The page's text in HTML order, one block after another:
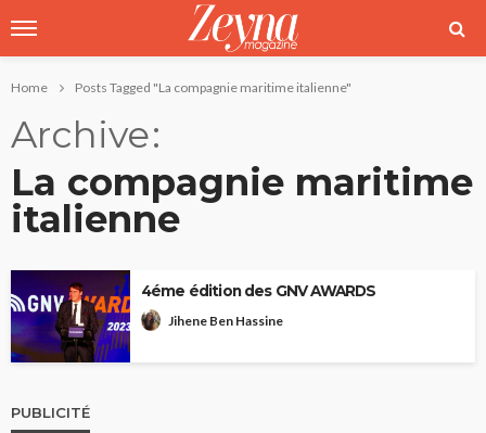
Home Posts Tagged "La compagnie maritime italienne"
Archive
La compagnie maritime
italienne
4éme édition des GNV AWARDS
Jihene Ben Hassine
PUBLICITÉ